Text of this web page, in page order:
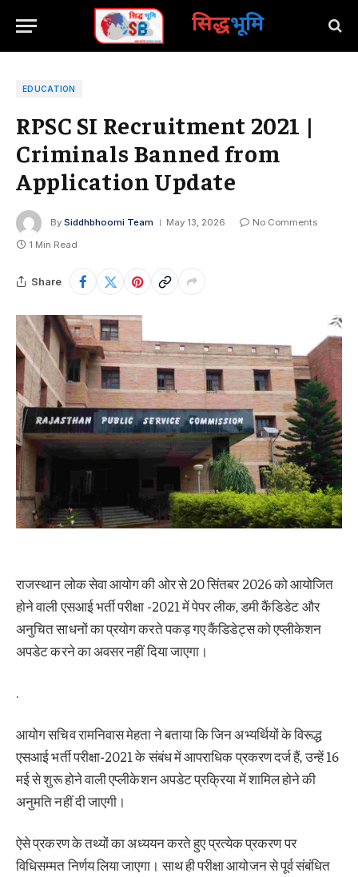
सिद्धभूमि
EDUCATION
RPSC SI Recruitment 2021 |
Criminals Banned from
Application Update
By Siddhbhoomi Team May 13, 2026
No Comments
1 Min Read
Share
राजस्थान लोक सेवा आयोग की ओर से 20 सिंतबर 2026 को आयोजित
होने वाली एसआई भर्ती परीक्षा -2021 में पेपर लीक, डमी कैंडिडेट और
अनुचित साधनों का प्रयोग करते पकड़ गए कैंडिडेट्स को एप्लीकेशन
अपडेट करने का अवसर नहीं दिया जाएगा।
.
आयोग सचिव रामनिवास मेहता ने बताया कि जिन अभ्यर्थियों के विरूद्ध
एसआई भर्ती परीक्षा-2021 के संबंध में आपराधिक प्रकरण दर्ज हैं, उन्हें 16
मई से शुरू होने वाली एप्लीकेशन अपडेट प्रक्रिया में शामिल होने की
अनुमति नहीं दी जाएगी।
ऐसे प्रकरण के तथ्यों का अध्ययन करते हुए प्रत्येक प्रकरण पर
विधिसम्मत निर्णय लिया जाएगा। साथ ही परीक्षा आयोजन से पूर्व संबंधित